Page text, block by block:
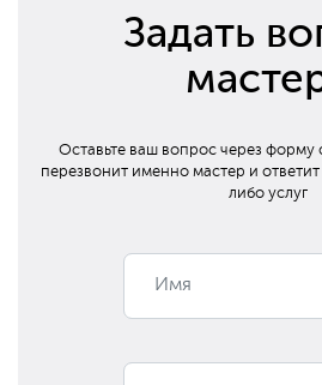
Задать
Оставьте ваш вопрос через форму
перезвонит именно мастер и ответит
либо услуг